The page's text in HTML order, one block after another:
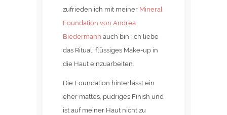
zufrieden ich mit meiner Mineral
Foundation von Andrea
Biedermann auch bin, ich liebe
das Ritual, flüssiges Make-up in
die Haut einzuarbeiten.
Die Foundation hinterlässt ein
eher mattes, pudriges Finish und
ist auf meiner Haut nicht zu